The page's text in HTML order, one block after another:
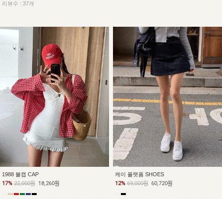
리뷰수 : 37개
1988 볼캡 CAP
17% 22,000원 18,260원
케이 플랫폼 SHOES
12% 69,000원 60,720원